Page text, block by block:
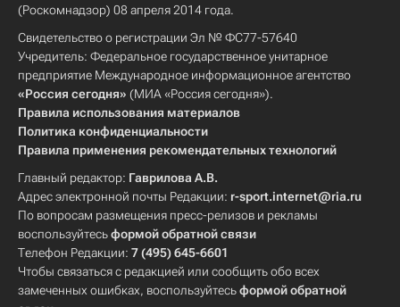
(Роскомнадзор) 08 апреля 2014 года.
Свидетельство о регистрации Эл № ФС77-57640
Учредитель: Федеральное государственное унитарное
предприятие Международное информационное агентство
«Россия сегодня» (МИА «Россия сегодня»).
Правила использования материалов
Политика конфиденциальности
Правила применения рекомендательных технологий
Главный редактор: Гаврилова А.В.
Адрес электронной почты Редакции: r-sport.internet@ria.ru
По вопросам размещения пресс-релизов и рекламы
воспользуйтесьформой обратной связи
Телефон Редакции: 7 (495) 645-6601
Чтобы связаться с редакцией или сообщить обо всех
замеченных ошибках, воспользуйтесьформой обратной